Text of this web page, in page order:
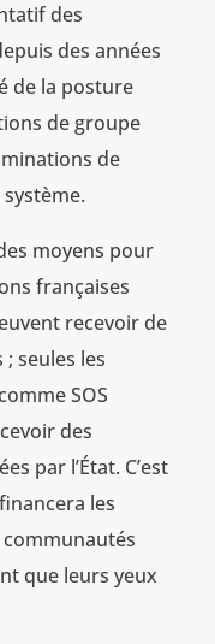
des
des années
de la posture
de groupe
de
moyens pour
françaises
recevoir de
seules les
SOS
des
par l’État. C’est
les
que leurs yeux